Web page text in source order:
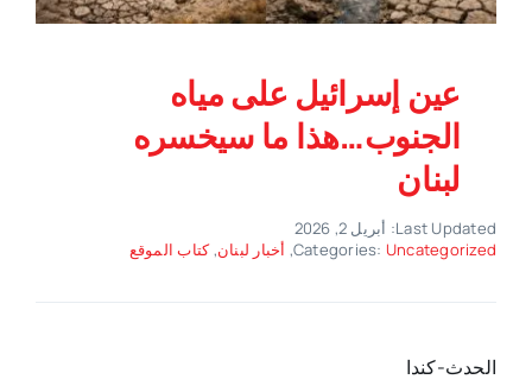
عين إسرائيل على مياه
الجنوب…هذا ما سيخسره
لبنان
Last Updated: أبريل 2, 2026
Categories: Uncategorized
, أخبار لبنان,كتاب الموقع
الحدث-كندا